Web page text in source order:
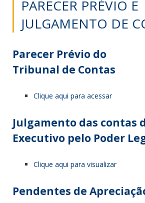
PARECER PRÉVIO E
JULGAMENTO DE
Parecer Prévio do
Tribunal de Contas
Clique aqui para acessar
Julgamento das contas
Executivo pelo Poder
Clique aqui para visualizar
Pendentes de